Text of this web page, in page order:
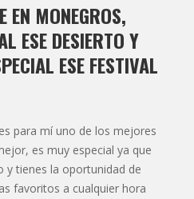
EN MONEGROS,
ESE DESIERTO Y
ESE FESTIVAL
para mí uno de los mejores
es muy especial ya que
y tienes la oportunidad de
favoritos a cualquier hora